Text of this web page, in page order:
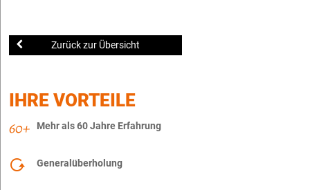
Zurück zur Übersicht
IHRE VORTEILE
Mehr als 60 Jahre Erfahrung
Generalüberholung